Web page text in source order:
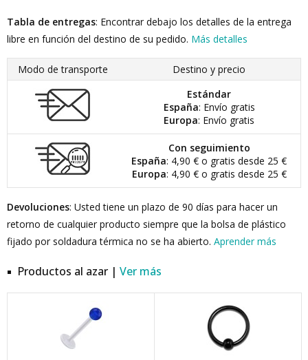
Tabla de entregas: Encontrar debajo los detalles de la entrega
libre en función del destino de su pedido. Más detalles
Modo de transporte
Destino y precio
Estándar
España: Envío gratis
Europa: Envío gratis
Con seguimiento
España: 4,90 € o gratis desde 25 €
Europa: 4,90 € o gratis desde 25 €
Devoluciones: Usted tiene un plazo de 90 días para hacer un
retorno de cualquier producto siempre que la bolsa de plástico
fijado por soldadura térmica no se ha abierto. Aprender más
Productos al azar | Ver más